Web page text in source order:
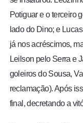
Potiguar e o terceiro
lado do Dino; e
já nos acréscimos,
Leilson pelo Serra e
goleiros do Sousa,
reclamação). Após
final, decretando a